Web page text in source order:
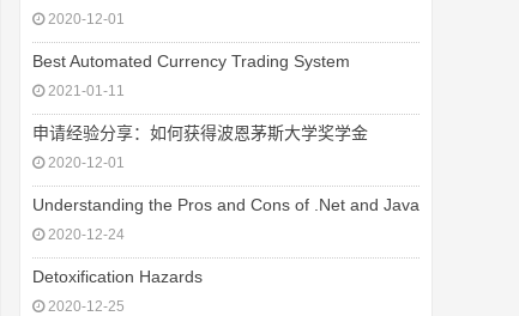
2020-12-01
Best Automated Currency Trading System
2021-01-11
申请经验分享：如何获得波恩茅斯大学奖学金
2020-12-01
Understanding the Pros and Cons of .Net and Java
2020-12-24
Detoxification Hazards
2020-12-25